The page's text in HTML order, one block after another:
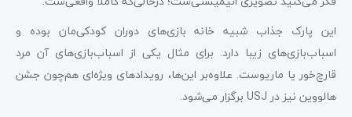
این پارک جذاب شبیه خانه بازی‌های دوران کودکی‌مان بوده و
اسباب‌بازی‌های زیبا دارد. برای مثال یکی از اسباب‌بازی‌های آن مرد
قارچ‌خور یا ماریوست. علاوه‌بر این‌ها، رویدادهای ویژه‌ای هم‌چون جشن
هالووین نیز در USJ برگزار می‌شود.